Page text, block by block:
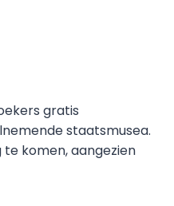
gratis
staatsmusea.
komen, aangezien